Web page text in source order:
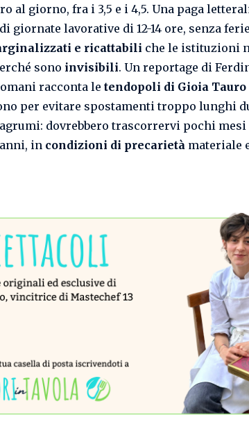
al giorno, fra i 3,5 e i 4,5. Una paga
giornate lavorative di 12-14 ore, senza
e ricattabili che le istituzioni
sono invisibili. Un reportage di
racconta le tendopoli di Gioia Tauro
per evitare spostamenti troppo lunghi
dovrebbero trascorrervi pochi mesi
in condizioni di precarietà materiale